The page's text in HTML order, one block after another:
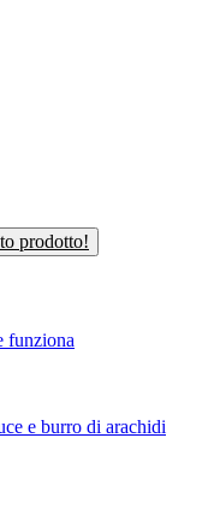
prodotto!
funziona
e burro di arachidi